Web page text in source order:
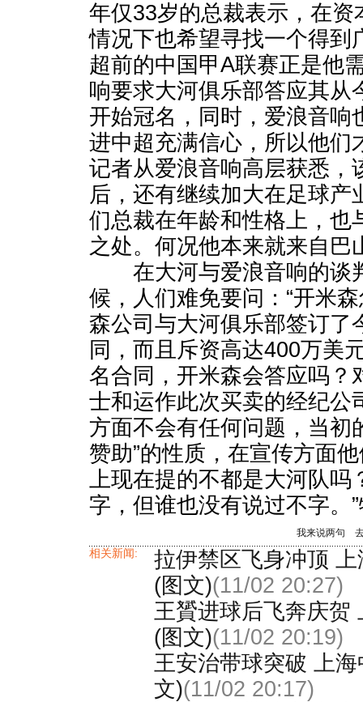
年仅33岁的总裁表示，在
情况下也希望寻找一个得到
超前的中国甲A联赛正是他
响要求大河俱乐部答应其从
开始冠名，同时，爱浪音响
进中超充满信心，所以他们
记者从爱浪音响高层获悉，
后，还有继续加大在足球产
们总裁在年龄和性格上，也
之处。何况他本来就来自巴
在大河与爱浪音响的谈
候，人们难免要问：“开米
森公司与大河俱乐部签订了
同，而且斥资高达400万美
名合同，开米森会答应吗？
士和运作此次买卖的经纪公
方面不会有任何问题，当初
赞助”的性质，在宣传方面
上现在提的不都是大河队吗
字，但谁也没有说过不字。
我来说两句
相关新闻:
拉伊禁区飞身冲顶
(图文)(11/02 20:27)
王贇进球后飞奔庆贺
(图文)(11/02 20:19)
王安治带球突破 上
文)(11/02 20:17)